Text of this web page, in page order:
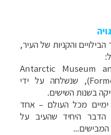
והקניות של העיר,
(Antarctic Museum
Former Research Ship Fuji), שנשלחה על ידי
בשנות השישים.
מכל העולם –אחד
הדבר היחיד שהעיב על
המבישים...